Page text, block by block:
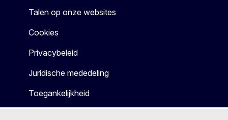
Talen op onze websites
Cookies
Privacybeleid
Juridische mededeling
Toegankelijkheid